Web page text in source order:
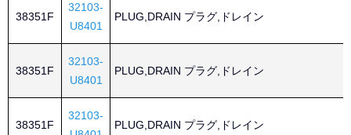
38351F
32103-
U8401
PLUG,DRAIN プラグ,ドレイン
38351F
32103-
U8401
PLUG,DRAIN プラグ,ドレイン
38351F
32103-
PLUG,DRAIN プラグ,ドレイン